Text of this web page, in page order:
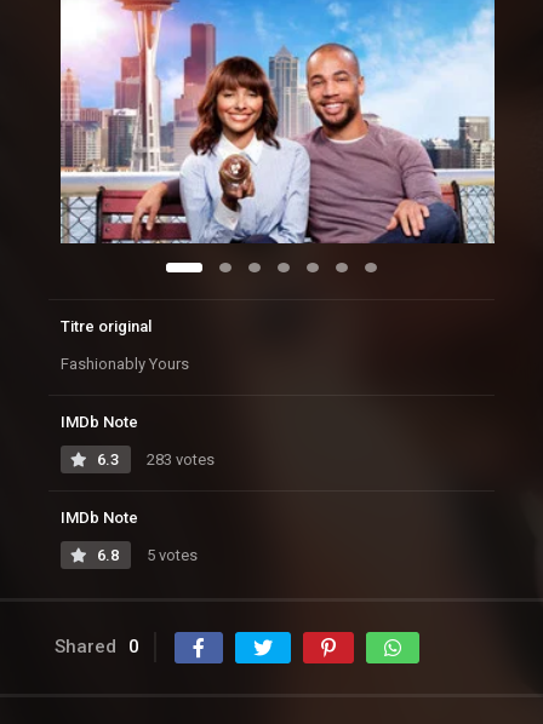
Titre original
Fashionably Yours
IMDb Note
6.3 283 votes
IMDb Note
6.8 5 votes
Shared 0